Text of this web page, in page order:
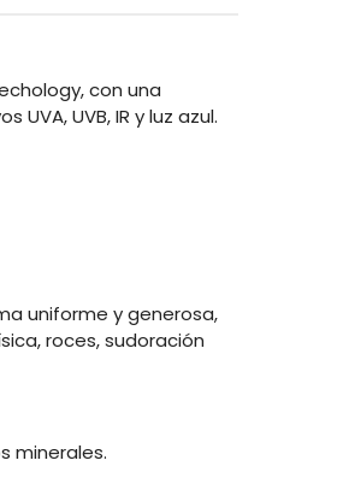
con una
UVB, IR y luz azul.
uniforme y generosa,
roces, sudoración
minerales.